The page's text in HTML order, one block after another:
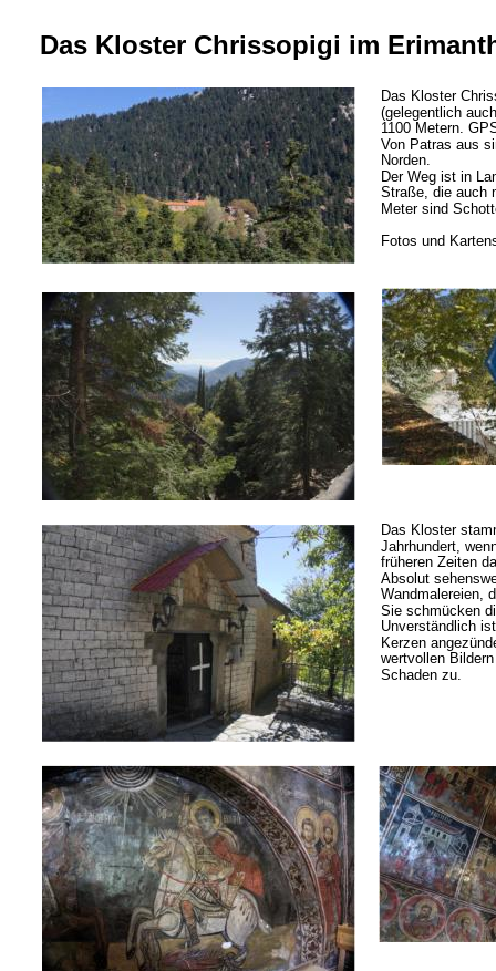
Das Kloster
(gelegentlich
1100 Metern.
Von Patras aus
Norden.
Der Weg ist in
Straße, die auch
Meter sind
Fotos und
Das Kloster
Jahrhundert,
früheren Zeiten
Absolut
Wandmalereien,
Sie schmücken
Unverständlich
Kerzen
wertvollen
Schaden zu.
Das Kloster Chrissopigi im